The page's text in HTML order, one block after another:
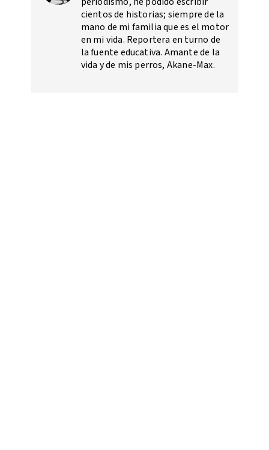
cientos de historias; siempre de la
mano de mi familia que es el motor
en mi vida. Reportera en turno de
la fuente educativa. Amante de la
vida y de mis perros, Akane-Max.